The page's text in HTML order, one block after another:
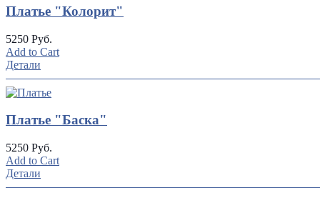
Платье "Колорит"
5250 Руб.
Add to Cart
Детали
Платье "Баска"
5250 Руб.
Add to Cart
Детали